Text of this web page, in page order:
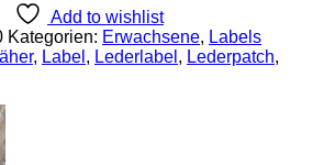
Add to wishlist
Kategorien: Erwachsene, Labels
, Label , Lederlabel , Lederpatch,